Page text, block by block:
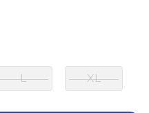
L XL